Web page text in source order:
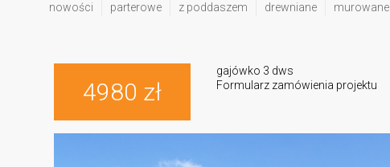
nowości parterowe z poddaszem drewniane murowane
4980 zł
gajówko 3 dws
Formularz zamówienia projektu